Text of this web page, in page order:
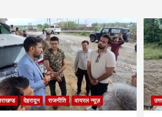
देहरादून राजनीति वायरल न्यूज़